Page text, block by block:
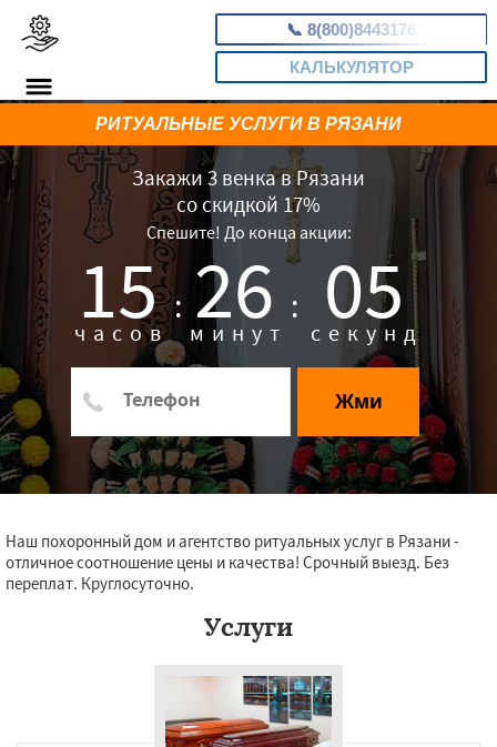
📞 8(800)8443176
КАЛЬКУЛЯТОР
Закажи 3 венка в Рязани
со скидкой 17%
Спешите! До конца акции:
15 :
часов 26 :
минут 04
секунд
Жми
РИТУАЛЬНЫЕ УСЛУГИ В РЯЗАНИ
Наш похоронный дом и агентство ритуальных услуг в Рязани -
отличное соотношение цены и качества! Срочный выезд. Без
переплат. Круглосуточно.
Услуги